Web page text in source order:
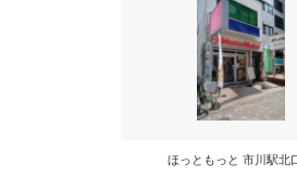
ほっともっと 市川駅北